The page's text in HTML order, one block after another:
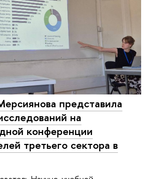
представила
на
конференции
третьего сектора в